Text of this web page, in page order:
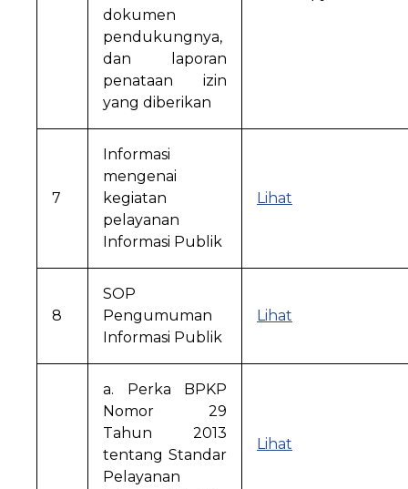
dokumen
pendukungnya,
dan laporan
penataan izin
yang diberikan
7
Informasi
mengenai
kegiatan
pelayanan
Informasi Publik
Lihat
8
SOP
Pengumuman
Informasi Publik
Lihat
a. Perka BPKP
Nomor 29
Tahun 2013
tentang Standar
Pelayanan
Lihat